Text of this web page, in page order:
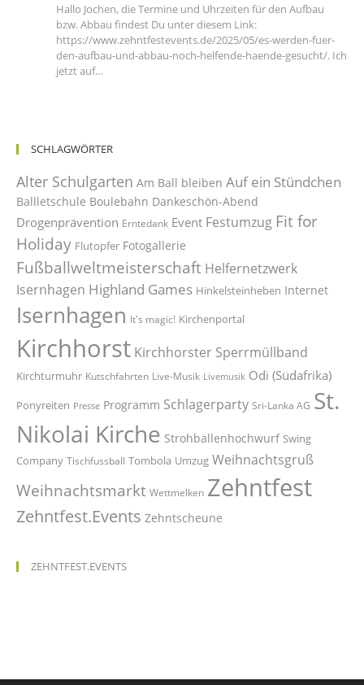
Hallo Jochen, die Termine und Uhrzeiten für den Aufbau
bzw. Abbau findest Du unter diesem Link:
https://www.zehntfestevents.de/2025/05/es-werden-fuer-
den-aufbau-und-abbau-noch-helfende-haende-gesucht/. Ich
jetzt auf…
SCHLAGWÖRTER
Alter Schulgarten Am Ball bleiben Auf ein Stündchen
Ballletschule Boulebahn Dankeschön-Abend
Drogenprävention Erntedank Event Festumzug Fit for
Holiday Flutopfer Fotogallerie
Fußballweltmeisterschaft Helfernetzwerk
Isernhagen Highland Games Hinkelsteinheben Internet
Isernhagen It's magic! Kirchenportal
Kirchhorst Kirchhorster Sperrmüllband
Kirchturmuhr Kutschfahrten Live-Musik Livemusik Odi (Südafrika)
Ponyreiten Presse Programm Schlagerparty Sri-Lanka AG St.
Nikolai Kirche Strohballenhochwurf Swing
Company Tischfussball Tombola Umzug Weihnachtsgruß
Weihnachtsmarkt Wettmelken Zehntfest
Zehntfest.Events Zehntscheune
ZEHNTFEST.EVENTS